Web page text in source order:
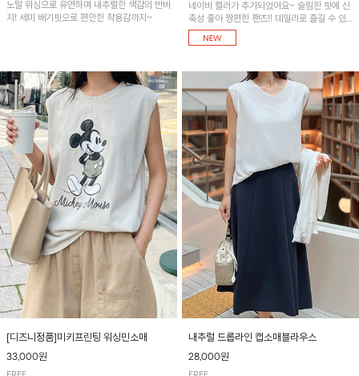
노말 워싱으로 유연하며 내추럴한 색감의 반바
지! 세미 배기핏으로 편안한 착용감까지~
네이비 컬러가 추가되었어요~ 슬림한 핏에 신
축성 좋아 짱편한 팬츠!! 데일리로 즐길 수 있
는 기본 컬러들로 준비했어요~
[디즈니정품]미키프린팅 워싱민소매
33,000원
내추럴 드롭라인 캡소매블라우스
28,000원